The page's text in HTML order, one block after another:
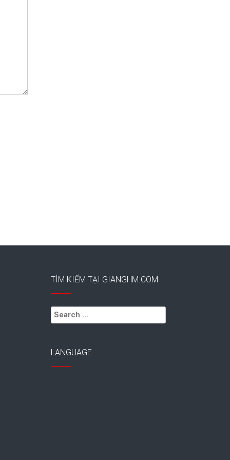
TÌM KIẾM TẠI GIANGHM.COM
Search
for:
LANGUAGE